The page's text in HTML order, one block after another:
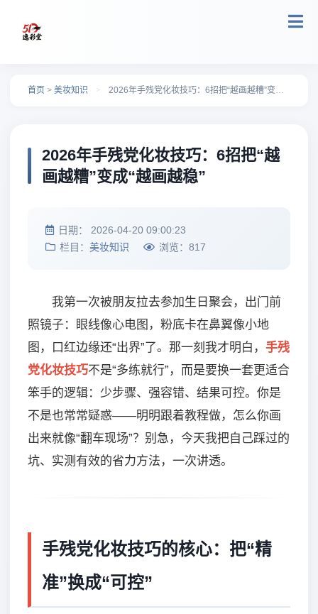
首页 > 美妆知识 > 2026年手残党化妆技巧：6招把“越画越糟”变成“越画越稳”
2026年手残党化妆技巧：6招把“越
画越糟”变成“越画越稳”
日期： 2026-04-20 09:00:23
栏目： 美妆知识 浏览： 817
我第一次被朋友拉去参加生日聚会，出门前
照镜子：眼线像心电图，粉底卡在鼻翼像小地
图，口红边缘还“出界”了。那一刻我才明白， 手残
党化妆技巧不是“多练就行”，而是要换一套更适合
笨手的逻辑：少步骤、强容错、结果可控。你是
不是也常常疑惑——明明跟着教程做，怎么你画
出来就像“翻车现场”？别急，今天我把自己踩过的
坑、实测有效的省力方法，一次讲透。
手残党化妆技巧的核心：把“精
准”换成“可控”